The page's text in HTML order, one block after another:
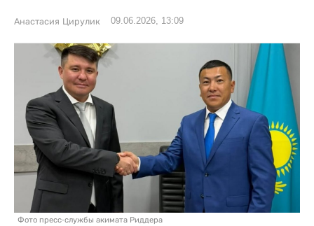
Анастасия Цирулик 09.06.2026, 13:09
Фото пресс-службы акимата Риддера